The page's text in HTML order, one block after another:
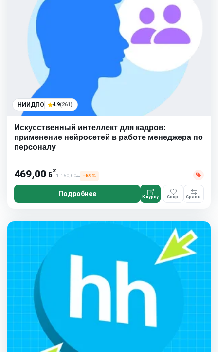
НИИДПО 4.9(261)
Искусственный интеллект для кадров:
применение нейросетей в работе менеджера по
персоналу
469,00 ƃ*
1 150,00ƃ −59%
Подробнее К курсу Сохр. Сравн.